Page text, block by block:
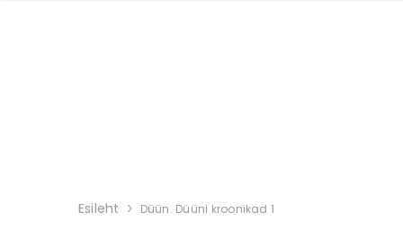
Esileht Düün. Düüni kroonikad 1